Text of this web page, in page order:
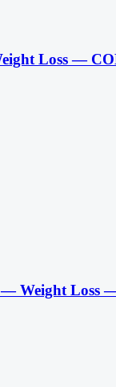
Loss —
Weight Loss